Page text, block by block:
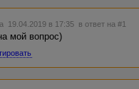
19.04.2019 в 17:35 в ответ на #1
мой вопрос)